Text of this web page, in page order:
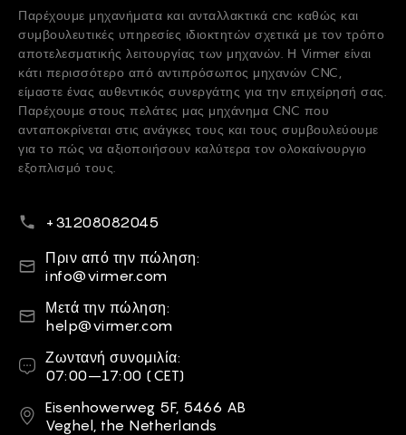
Παρέχουμε μηχανήματα και ανταλλακτικά cnc καθώς και
συμβουλευτικές υπηρεσίες ιδιοκτητών σχετικά με τον τρόπο
αποτελεσματικής λειτουργίας των μηχανών. Η Virmer είναι
κάτι περισσότερο από αντιπρόσωπος μηχανών CNC,
είμαστε ένας αυθεντικός συνεργάτης για την επιχείρησή σας.
Παρέχουμε στους πελάτες μας μηχάνημα CNC που
ανταποκρίνεται στις ανάγκες τους και τους συμβουλεύουμε
για το πώς να αξιοποιήσουν καλύτερα τον ολοκαίνουργιο
εξοπλισμό τους.
Τηλεφωνικό νούμερο
+31208082045
Ηλεκτρονικό ταχυδρομείο
Πριν από την πώληση:
info@virmer.com
Ηλεκτρονικό ταχυδρομείο
Μετά την πώληση:
help@virmer.com
Ζωντανή συνομιλία
Ζωντανή συνομιλία:
07:00–17:00 (CET)
Διεύθυνση
Eisenhowerweg 5F, 5466 AB
Veghel, the Netherlands